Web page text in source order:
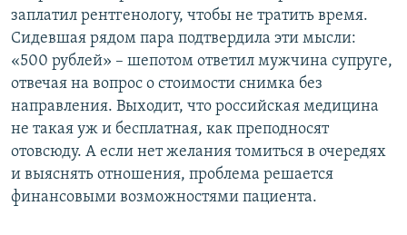
заплатил рентгенологу, чтобы не тратить время.
Сидевшая рядом пара подтвердила эти мысли:
«500 рублей» – шепотом ответил мужчина супруге,
отвечая на вопрос о стоимости снимка без
направления. Выходит, что российская медицина
не такая уж и бесплатная, как преподносят
отовсюду. А если нет желания томиться в очередях
и выяснять отношения, проблема решается
финансовыми возможностями пациента.